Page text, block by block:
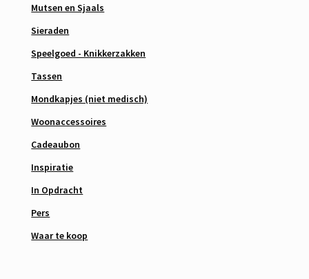
Mutsen en Sjaals
Sieraden
Speelgoed - Knikkerzakken
Tassen
Mondkapjes (niet medisch)
Woonaccessoires
Cadeaubon
Inspiratie
In Opdracht
Pers
Waar te koop